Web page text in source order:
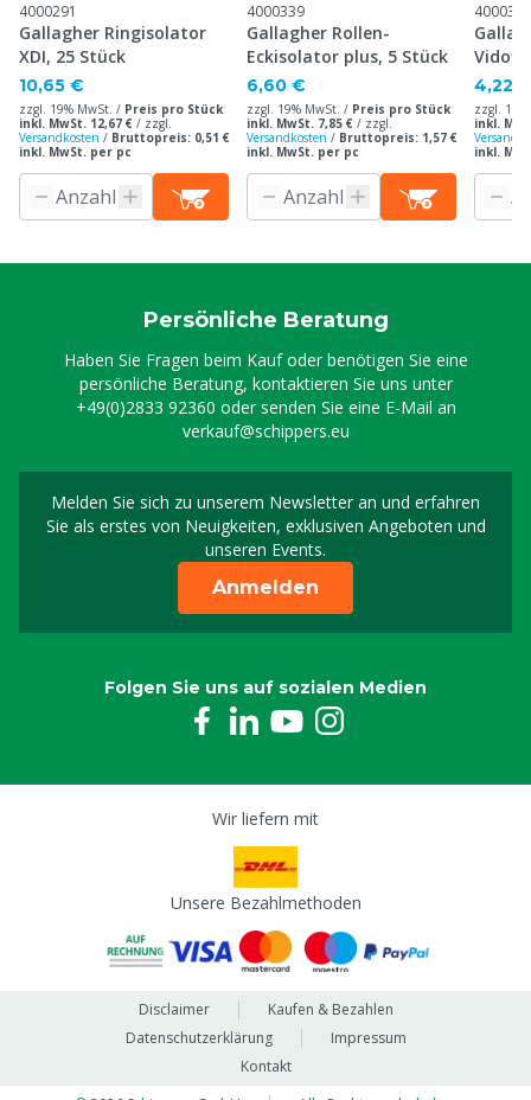
4000291
Gallagher Ringisolator
XDI, 25 Stück
10,65 €
zzgl. 19% MwSt. / Preis pro Stück
inkl. MwSt. 12,67 € / zzgl.
Versandkosten / Bruttopreis: 0,51 €
inkl. MwSt. per pc
4000339
Gallagher Rollen-
Eckisolator plus, 5 Stück
6,60 €
zzgl. 19% MwSt. / Preis pro Stück
inkl. MwSt. 7,85 € / zzgl.
Versandkosten / Bruttopreis: 1,57 €
inkl. MwSt. per pc
4000372
Stück
4,22 €
zzgl.
inkl.
inkl.
Persönliche Beratung
Haben Sie Fragen beim Kauf oder benötigen Sie eine
persönliche Beratung, kontaktieren Sie uns unter
+49(0)2833 92360 oder senden Sie eine E-Mail an
verkauf@schippers.eu
Melden Sie sich zu unserem Newsletter an und erfahren
Sie als erstes von Neuigkeiten, exklusiven Angeboten und
unseren Events.
Melden Sie sich für
Anmelden
Folgen Sie uns auf sozialen Medien
Wir liefern mit
Unsere Bezahlmethoden
Disclaimer
Kaufen & Bezahlen
Datenschutzerklärung
Impressum
Kontakt